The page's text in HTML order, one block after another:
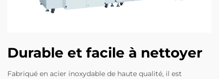
Durable et facile à nettoyer
Fabriqué en acier inoxydable de haute qualité, il est